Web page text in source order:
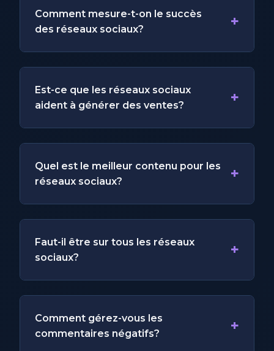
Comment mesure-t-on le succès
des réseaux sociaux?
+
Est-ce que les réseaux sociaux
aident à générer des ventes?
+
Quel est le meilleur contenu pour les
réseaux sociaux?
+
Faut-il être sur tous les réseaux
sociaux?
+
Comment gérez-vous les
commentaires négatifs?
+